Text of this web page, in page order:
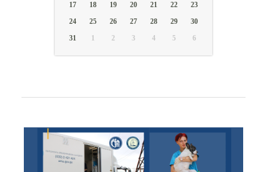
17
18 19 20 21 22
23
24
25 26 27 28 29
30
31
1 2 3 4 5 6